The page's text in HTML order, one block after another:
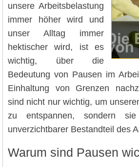
unsere Arbeitsbelastung
immer höher wird und
unser Alltag immer
hektischer wird, ist es
wichtig, über die
Bedeutung von Pausen im
Einhaltung von Grenzen
sind nicht nur wichtig, um
zu entspannen, sondern
unverzichtbarer Bestandteil des
Warum sind Pausen